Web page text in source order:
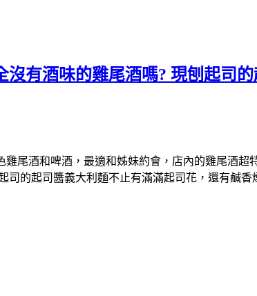
有酒味的雞尾酒嗎? 現刨起司
雞尾酒和啤酒，最適和姊妹約會， 店內的雞尾酒超
司的起司醬義大利麵不止有滿滿起司花，還有鹹香